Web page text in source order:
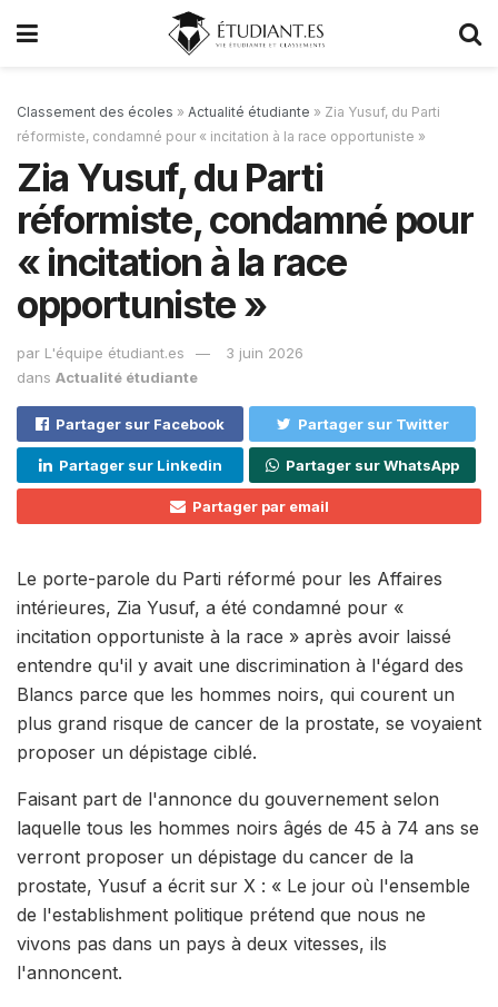
Classement des écoles » Actualité étudiante » Zia Yusuf, du Parti
réformiste, condamné pour « incitation à la race opportuniste »
Zia Yusuf, du Parti
réformiste, condamné pour
« incitation à la race
opportuniste »
par L'équipe étudiant.es
3 juin 2026
dans Actualité étudiante
Partager sur Facebook Partager sur Twitter
Partager sur Linkedin Partager sur WhatsApp
Partager par email
Le porte-parole du Parti réformé pour les Affaires
intérieures, Zia Yusuf, a été condamné pour «
incitation opportuniste à la race » après avoir laissé
entendre qu'il y avait une discrimination à l'égard des
Blancs parce que les hommes noirs, qui courent un
plus grand risque de cancer de la prostate, se voyaient
proposer un dépistage ciblé.
Faisant part de l'annonce du gouvernement selon
laquelle tous les hommes noirs âgés de 45 à 74 ans se
verront proposer un dépistage du cancer de la
prostate, Yusuf a écrit sur X : « Le jour où l'ensemble
de l'establishment politique prétend que nous ne
vivons pas dans un pays à deux vitesses, ils
l'annoncent.